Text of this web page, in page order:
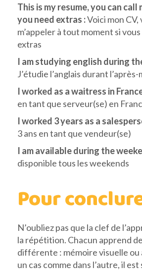
This is my resume, you can call
you need extras :Voici mon
m’appeler à tout moment si
extras
I am studying english during
J’étudie l’anglais durant l’après-
I worked as a waitress in
en tant que serveur(se) en
I worked 3 years as a
3 ans en tant que vendeur(se)
I am available during the
disponible tous les weekends
Pour
N’oubliez pas que la clef de
la répétition. Chacun apprend
différente : mémoire visuelle ou
un cas comme dans l’autre, il